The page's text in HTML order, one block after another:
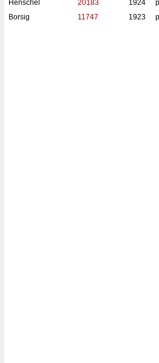
Henschel
20183 1924
Borsig
11747 1923